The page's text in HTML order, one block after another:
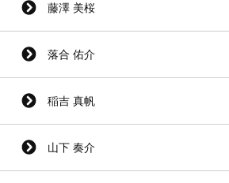
藤澤 美桜
落合 佑介
稲吉 真帆
山下 奏介